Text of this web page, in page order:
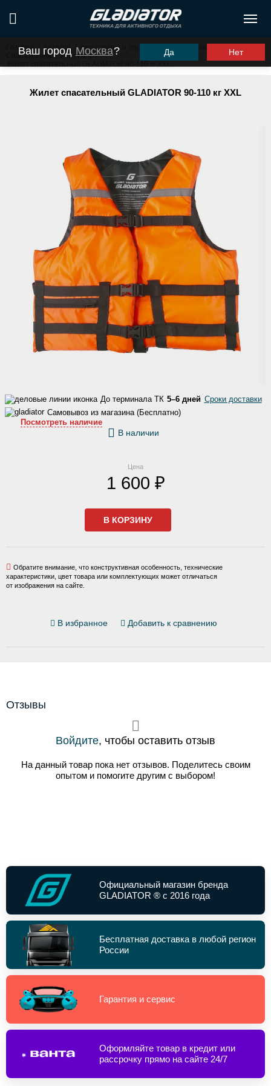
Ваш город Москва? Да Нет
Главная / Каталог Аксессуары и одежда Экипировка и одежда
Спасательные жилеты
/
Жилет спасательный GLADIATOR 90-110 кг XXL
В избранное Добавить к сравнению
До терминала ТК 5–6 дней Сроки доставки
Самовывоз из магазина (Бесплатно)
Посмотреть наличие
В наличии
Цена
1 600 ₽
В КОРЗИНУ
Обратите внимание, что конструктивная особенность, технические
характеристики, цвет товара или комплектующих может отличаться
от изображения на сайте.
Отзывы
Войдите, чтобы оставить отзыв
На данный товар пока нет отзывов. Поделитесь своим
опытом и помогите другим с выбором!
Официальный магазин бренда
GLADIATOR ® с 2016 года
Бесплатная доставка в любой регион
России
Гарантия и сервис
Оформляйте товар в кредит или
рассрочку прямо на сайте 24/7